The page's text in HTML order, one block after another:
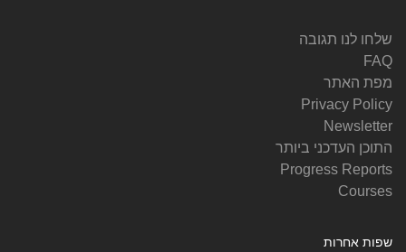
שלחו לנו תגובה
FAQ
מפת האתר
Privacy Policy
Newsletter
התוכן העדכני ביותר
Progress Reports
Courses
שפות אחרות